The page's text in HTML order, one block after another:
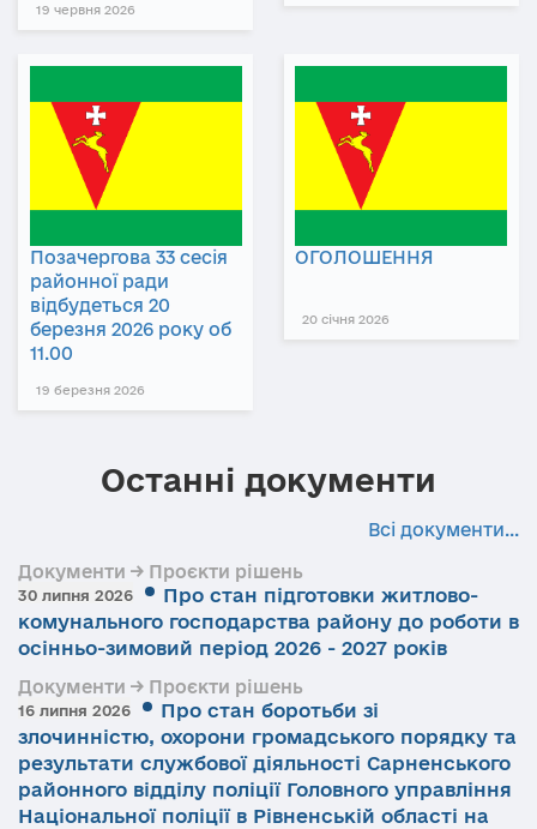
19 червня 2026
Позачергова 33 сесія
районної ради
відбудеться 20
березня 2026 року об
11.00
19 березня 2026
ОГОЛОШЕННЯ
20 січня 2026
Останні документи
Всі документи...
Документи → Проєкти рішень
30 липня 2026
Про стан підготовки житлово-
комунального господарства району до роботи в
осінньо-зимовий період 2026 - 2027 років
Документи → Проєкти рішень
16 липня 2026
Про стан боротьби зі
злочинністю, охорони громадського порядку та
результати службової діяльності Сарненського
районного відділу поліції Головного управління
Національної поліції в Рівненській області на